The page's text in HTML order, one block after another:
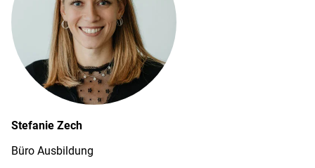
Stefanie Zech
Büro Ausbildung